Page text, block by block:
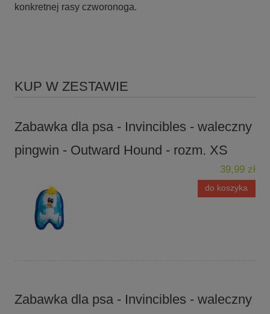
konkretnej rasy czworonoga.
KUP W ZESTAWIE
Zabawka dla psa - Invincibles - waleczny
pingwin - Outward Hound - rozm. XS
39,99 zł
do koszyka
Zabawka dla psa - Invincibles - waleczny